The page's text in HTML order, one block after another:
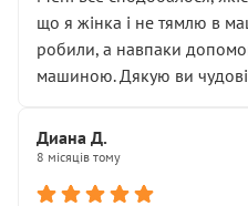
що я жінка і не тямлю в
робили, а навпаки
машиною. Дякую ви
Диана Д.
8 місяців тому